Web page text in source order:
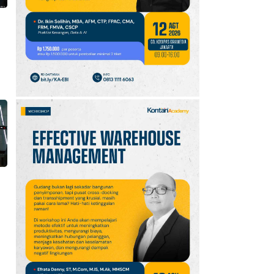
10 Klasemen Grup A Piala
AFF 2026: Ini Skenario
Indonesia Lolos ke
Semifinal